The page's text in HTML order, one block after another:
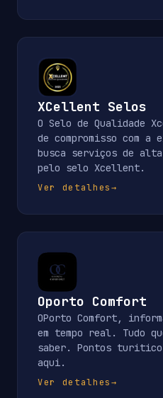
XCellent Selos
O Selo de Qualidade
de compromisso com a
busca serviços de
pelo selo Xcellent.
Ver detalhes→
Oporto Comfort
OPorto Comfort,
em tempo real. Tudo
saber. Pontos
aqui.
Ver detalhes→